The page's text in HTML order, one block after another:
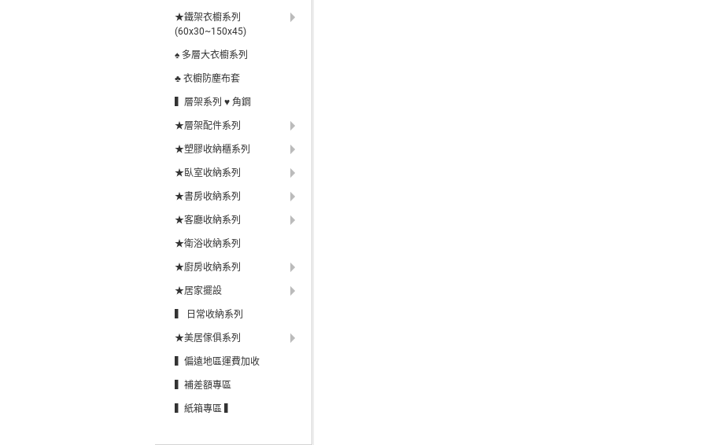
★鐵架衣櫥系列
(60x30~150x45)
♠ 多層大衣櫥系列
♣ 衣櫥防塵布套
▍層架系列 ♥ 角鋼
★層架配件系列
★塑膠收納櫃系列
★臥室收納系列
★書房收納系列
★客廳收納系列
★衛浴收納系列
★廚房收納系列
★居家擺設
▍ 日常收納系列
★美居傢俱系列
▍偏遠地區運費加收
▍補差額專區
▍紙箱專區 ▍